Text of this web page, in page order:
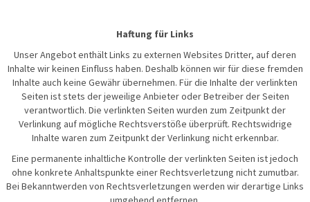
Haftung für Links
Unser Angebot enthält Links zu externen Websites Dritter, auf deren
Inhalte wir keinen Einfluss haben. Deshalb können wir für diese fremden
Inhalte auch keine Gewähr übernehmen. Für die Inhalte der verlinkten
Seiten ist stets der jeweilige Anbieter oder Betreiber der Seiten
verantwortlich. Die verlinkten Seiten wurden zum Zeitpunkt der
Verlinkung auf mögliche Rechtsverstöße überprüft. Rechtswidrige
Inhalte waren zum Zeitpunkt der Verlinkung nicht erkennbar.
Eine permanente inhaltliche Kontrolle der verlinkten Seiten ist jedoch
ohne konkrete Anhaltspunkte einer Rechtsverletzung nicht zumutbar.
Bei Bekanntwerden von Rechtsverletzungen werden wir derartige Links